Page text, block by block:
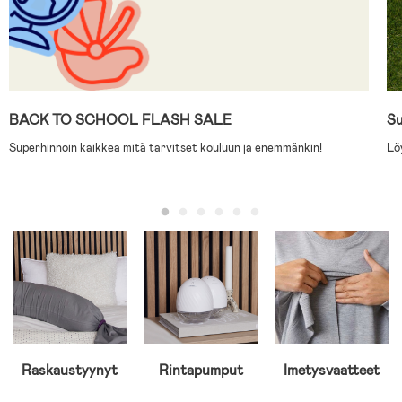
BACK TO SCHOOL FLASH SALE
Superhinnoin kaikkea mitä tarvitset kouluun ja enemmänkin!
Raskaustyynyt Rintapumput Imetysvaatteet